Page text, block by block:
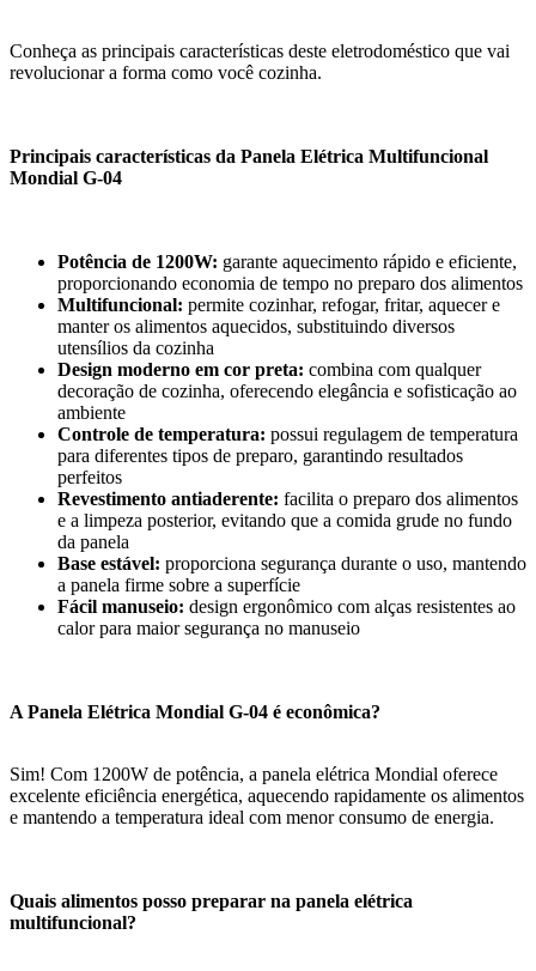
Conheça as principais características deste eletrodoméstico que vai
revolucionar a forma como você cozinha.
Principais características da Panela Elétrica Multifuncional
Mondial G-04
Potência de 1200W: garante aquecimento rápido e eficiente,
proporcionando economia de tempo no preparo dos alimentos
Multifuncional: permite cozinhar, refogar, fritar, aquecer e
manter os alimentos aquecidos, substituindo diversos
utensílios da cozinha
Design moderno em cor preta: combina com qualquer
decoração de cozinha, oferecendo elegância e sofisticação ao
ambiente
Controle de temperatura: possui regulagem de temperatura
para diferentes tipos de preparo, garantindo resultados
perfeitos
Revestimento antiaderente: facilita o preparo dos alimentos
e a limpeza posterior, evitando que a comida grude no fundo
da panela
Base estável: proporciona segurança durante o uso, mantendo
a panela firme sobre a superfície
Fácil manuseio: design ergonômico com alças resistentes ao
calor para maior segurança no manuseio
A Panela Elétrica Mondial G-04 é econômica?
Sim! Com 1200W de potência, a panela elétrica Mondial oferece
excelente eficiência energética, aquecendo rapidamente os alimentos
e mantendo a temperatura ideal com menor consumo de energia.
Quais alimentos posso preparar na panela elétrica
multifuncional?